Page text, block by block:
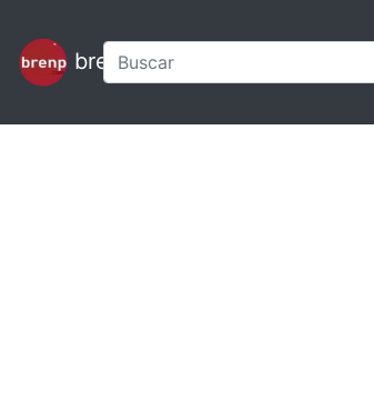
brenp